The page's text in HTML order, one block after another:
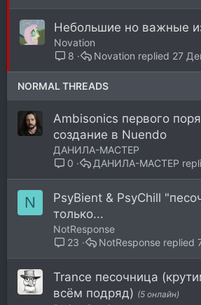
Небольшие но важные
Novation
8
27
Novation
NORMAL THREADS
Ambisonics первого
создание в Nuendo
ДАНИЛА-МАСТЕР
0
ДАНИЛА-МАСТЕР
N
PsyBient & PsyChill
только...
NotResponse
23
NotResponse
Trance песочница
всём подряд) (5 онлайн)